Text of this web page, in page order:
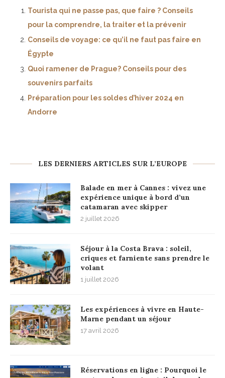
Tourista qui ne passe pas, que faire ? Conseils
pour la comprendre, la traiter et la prévenir
Conseils de voyage: ce qu’il ne faut pas faire en
Égypte
Quoi ramener de Prague? Conseils pour des
souvenirs parfaits
Préparation pour les soldes d’hiver 2024 en
Andorre
LES DERNIERS ARTICLES SUR L’EUROPE
Balade en mer à Cannes : vivez une
expérience unique à bord d’un
catamaran avec skipper
2 juillet 2026
Séjour à la Costa Brava : soleil,
criques et farniente sans prendre le
volant
1 juillet 2026
Les expériences à vivre en Haute-
Marne pendant un séjour
17 avril 2026
Réservations en ligne : Pourquoi le